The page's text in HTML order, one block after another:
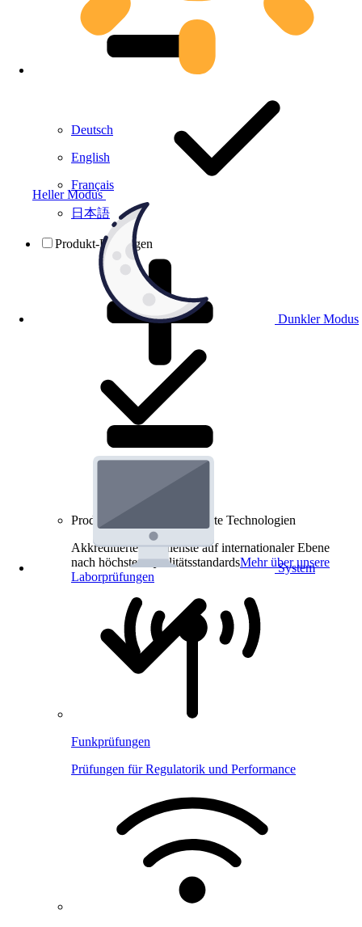
Heller Modus
Dunkler Modus
System
Deutsch
English
Français
日本語
Produkt-Prüfungen
Produkt-Prüfungen für smarte Technologien
Akkreditierte Prüfdienste auf internationaler Ebene
nach höchsten QualitätsstandardsMehr über unsere
Laborprüfungen
Funkprüfungen
Prüfungen für Regulatorik und Performance